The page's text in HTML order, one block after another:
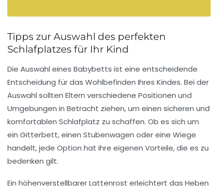
Tipps zur Auswahl des perfekten
Schlafplatzes für Ihr Kind
Die Auswahl eines Babybetts ist eine entscheidende
Entscheidung für das Wohlbefinden Ihres Kindes. Bei der
Auswahl sollten Eltern verschiedene Positionen und
Umgebungen in Betracht ziehen, um einen sicheren und
komfortablen Schlafplatz zu schaffen. Ob es sich um
ein Gitterbett, einen Stubenwagen oder eine Wiege
handelt, jede Option hat ihre eigenen Vorteile, die es zu
bedenken gilt.
Ein höhenverstellbarer Lattenrost erleichtert das Heben